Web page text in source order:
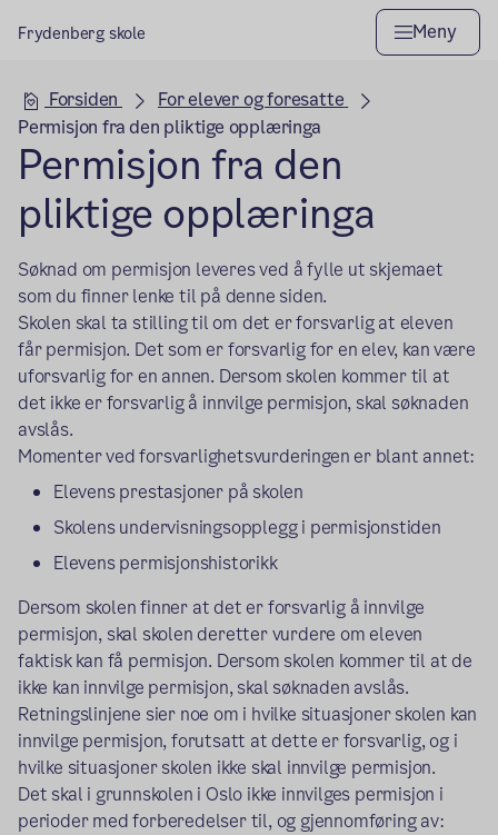
Frydenberg skole Meny
Hovedseksjon
Forsiden
For elever og foresatte
Permisjon fra den pliktige opplæringa
Permisjon fra den
pliktige opplæringa
Søknad om permisjon leveres ved å fylle ut skjemaet
som du finner lenke til på denne siden.
Skolen skal ta stilling til om det er forsvarlig at eleven
får permisjon. Det som er forsvarlig for en elev, kan være
uforsvarlig for en annen. Dersom skolen kommer til at
det ikke er forsvarlig å innvilge permisjon, skal søknaden
avslås.
Momenter ved forsvarlighetsvurderingen er blant annet:
Elevens prestasjoner på skolen
Skolens undervisningsopplegg i permisjonstiden
Elevens permisjonshistorikk
Dersom skolen finner at det er forsvarlig å innvilge
permisjon, skal skolen deretter vurdere om eleven
faktisk kan få permisjon. Dersom skolen kommer til at de
ikke kan innvilge permisjon, skal søknaden avslås.
Retningslinjene sier noe om i hvilke situasjoner skolen kan
innvilge permisjon, forutsatt at dette er forsvarlig, og i
hvilke situasjoner skolen ikke skal innvilge permisjon.
Det skal i grunnskolen i Oslo ikke innvilges permisjon i
perioder med forberedelser til, og gjennomføring av: